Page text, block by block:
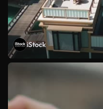
iStock